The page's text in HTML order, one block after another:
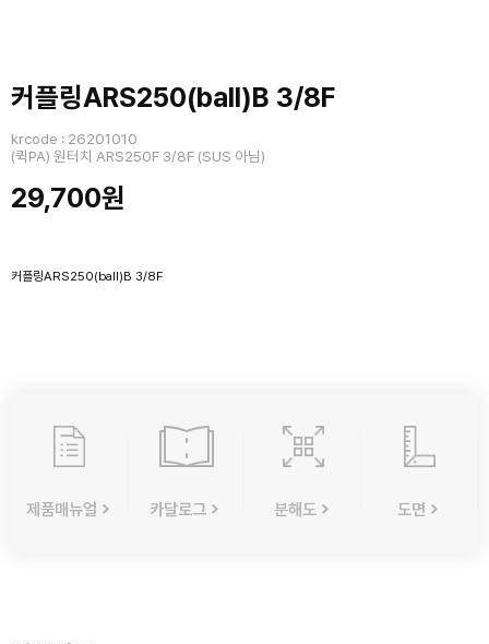
커플링ARS250(ball)B 3/8F
krcode : 26201010
(퀵PA) 원터치 ARS250F 3/8F (SUS 아님)
29,700원
커플링ARS250(ball)B 3/8F
제품매뉴얼 카달로그 분해도 도면